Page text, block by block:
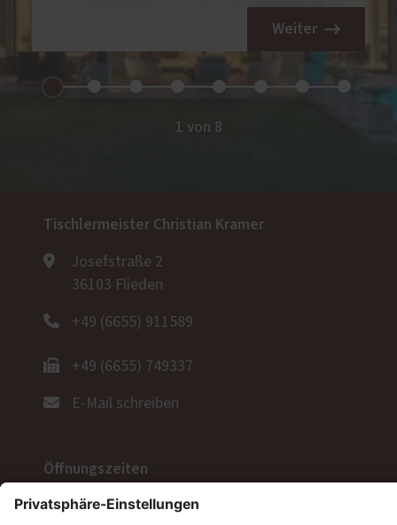
Weiter
1 von 8
Tischlermeister Christian Kramer
Josefstraße 2
36103 Flieden
+49 (6655) 911589
+49 (6655) 749337
E-Mail schreiben
Öffnungszeiten